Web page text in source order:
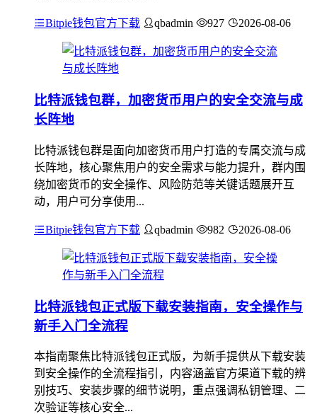
Bitpie钱包官方下载 qbadmin 927 2026-08-06
比特派钱包群，加密货币用户的安全交流与成
长阵地
比特派钱包群是面向加密货币用户打造的专属交流与成
长阵地，核心聚焦用户的安全需求与能力提升，群内围
绕加密货币的安全操作、风险防范等关键话题展开互
动，用户可分享使用...
Bitpie钱包官方下载 qbadmin 982 2026-08-06
比特派钱包正式版下载安装指南，安全操作与
新手入门全流程
本指南聚焦比特派钱包正式版，为新手提供从下载安装
到安全操作的全流程指引，内容涵盖官方渠道下载的辨
别技巧、安装步骤的细节说明，重点强调私钥管理、二
次验证等核心安全...